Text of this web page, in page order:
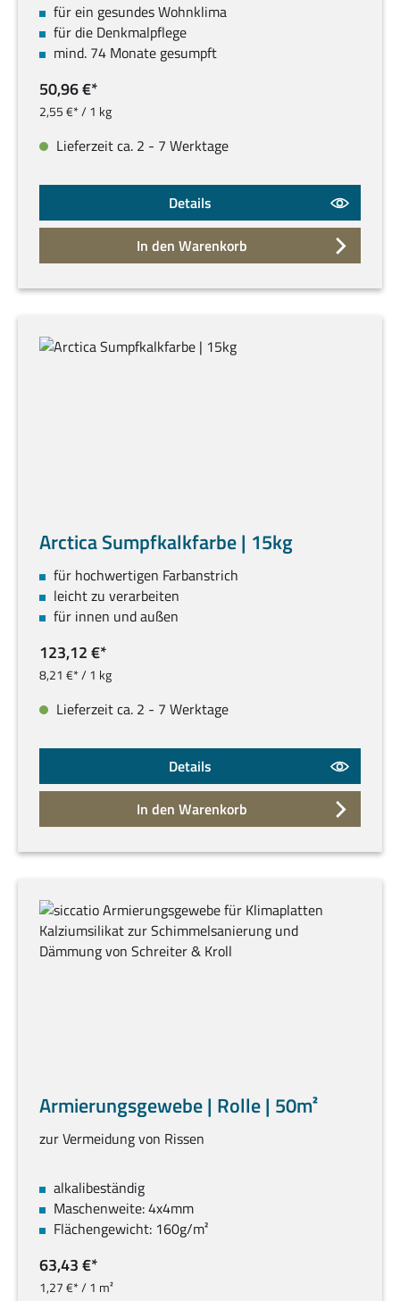
für ein gesundes Wohnklima
für die Denkmalpflege
mind. 74 Monate gesumpft
50,96 €*
2,55 €* / 1 kg
Lieferzeit ca. 2 - 7 Werktage
Details
In den Warenkorb
Arctica Sumpfkalkfarbe | 15kg
für hochwertigen Farbanstrich
leicht zu verarbeiten
für innen und außen
123,12 €*
8,21 €* / 1 kg
Lieferzeit ca. 2 - 7 Werktage
Details
In den Warenkorb
Armierungsgewebe | Rolle | 50m²
zur Vermeidung von Rissen
alkalibeständig
Maschenweite: 4x4mm
Flächengewicht: 160g/m²
63,43 €*
1,27 €* / 1 m²